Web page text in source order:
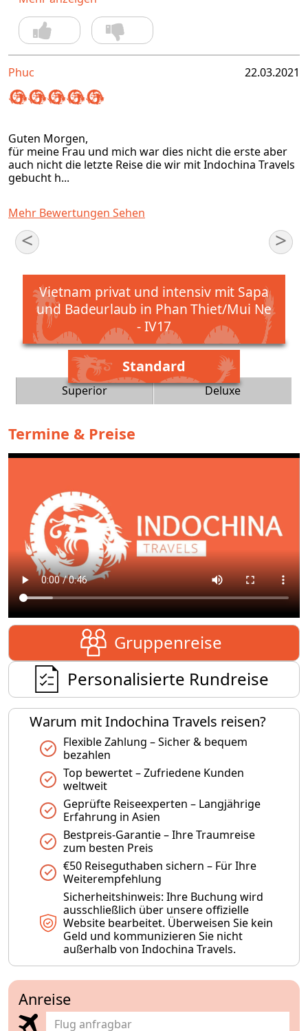
Phuc 22.03.2021
Guten Morgen,
für meine Frau und mich war dies nicht die erste aber
auch nicht die letzte Reise die wir mit Indochina Travels
gebucht h...
Mehr Bewertungen Sehen
< >
Vietnam privat und intensiv mit Sapa
und Badeurlaub in Phan Thiet/Mui Ne
- IV17
Standard
Superior Deluxe
Termine & Preise
Gruppenreise
Personalisierte Rundreise
Warum mit Indochina Travels reisen?
Flexible Zahlung – Sicher & bequem
bezahlen
Top bewertet – Zufriedene Kunden
weltweit
Geprüfte Reiseexperten – Langjährige
Erfahrung in Asien
Bestpreis-Garantie – Ihre Traumreise
zum besten Preis
€50 Reiseguthaben sichern – Für Ihre
Weiterempfehlung
Sicherheitshinweis: Ihre Buchung wird
ausschließlich über unsere offizielle
Website bearbeitet. Überweisen Sie kein
Geld und kommunizieren Sie nicht
außerhalb von Indochina Travels.
Anreise